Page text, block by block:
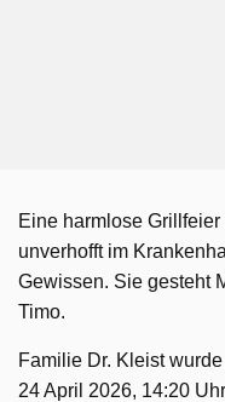
Eine harmlose
unverhofft im
Gewissen. Sie gesteht
Timo.
Familie Dr. Kleist
24 April 2026, 14:20